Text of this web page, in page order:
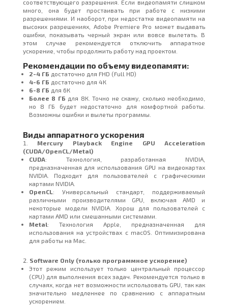
соответствующего разрешения. Если видеопамяти слишком
много, она будет простаивать при работе с низкими
разрешениями. И наоборот, при недостатке видеопамяти на
высоких разрешениях, Adobe Premiere Pro может выдавать
ошибки, показывать черный экран или вовсе вылетать. В
этом случае рекомендуется отключить аппаратное
ускорение, чтобы продолжить работу над проектом.
Рекомендации по объему видеопамяти:
2-4 ГБ достаточно для FHD (Full HD)
4-6 ГБ достаточно для 4К
6-8 ГБ для 6К
Более 8 ГБ для 8К. Точно не скажу, сколько необходимо,
но 8 ГБ будет недостаточно для комфортной работы.
Возможны ошибки и вылеты программы.
Виды аппаратного ускорения
Mercury Playback Engine GPU Acceleration
(CUDA/OpenCL/Metal)
CUDA: Технология, разработанная NVIDIA,
предназначенная для использования GPU на видеокартах
NVIDIA. Подходит для пользователей с графическими
картами NVIDIA.
OpenCL: Универсальный стандарт, поддерживаемый
различными производителями GPU, включая AMD и
некоторые модели NVIDIA. Хорош для пользователей с
картами AMD или смешанными системами.
Metal: Технология Apple, предназначенная для
использования на устройствах с macOS. Оптимизирована
для работы на Mac.
Software Only (только программное ускорение)
Этот режим использует только центральный процессор
(CPU) для выполнения всех задач. Рекомендуется только в
случаях, когда нет возможности использовать GPU, так как
значительно медленнее по сравнению с аппаратным
ускорением.